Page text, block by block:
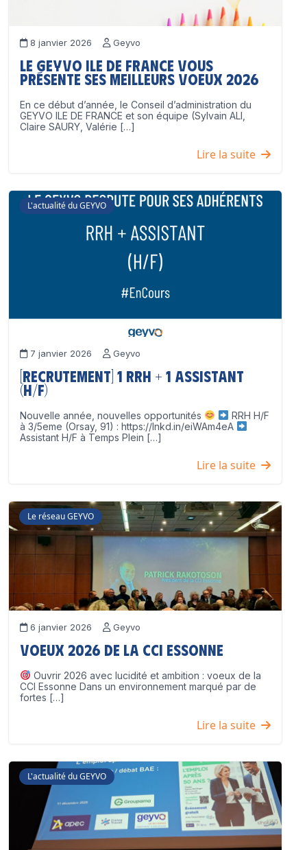
8 janvier 2026 Geyvo
Le GEYVO Ile de France vous
présente ses meilleurs voeux 2026
En ce début d’année, le Conseil d’administration du
GEYVO ILE DE FRANCE et son équipe (Sylvain ALI,
Claire SAURY, Valérie […]
Lire la suite
L'actualité du GEYVO
7 janvier 2026 Geyvo
[Recrutement] 1 RRH + 1 Assistant
(H/F)
Nouvelle année, nouvelles opportunités
RRH H/F
à 3/5eme (Orsay, 91) : https://lnkd.in/eiWAm4eA
Assistant H/F à Temps Plein […]
Lire la suite
Le réseau GEYVO
6 janvier 2026 Geyvo
Voeux 2026 de la CCI Essonne
Ouvrir 2026 avec lucidité et ambition : voeux de la
CCI Essonne Dans un environnement marqué par de
fortes […]
Lire la suite
L'actualité du GEYVO